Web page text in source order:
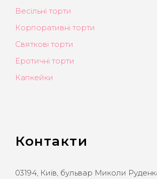
Весільні торти
Корпоративні торти
Святкові торти
Еротичні торти
Капкейки
Контакти
03194, Київ, бульвар Миколи